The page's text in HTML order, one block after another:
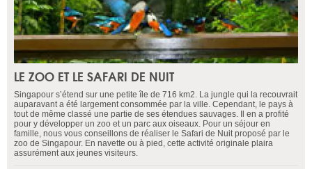
LE ZOO ET LE SAFARI DE NUIT
Singapour s’étend sur une petite île de 716 km2. La jungle qui la recouvrait
auparavant a été largement consommée par la ville. Cependant, le pays à
tout de même classé une partie de ses étendues sauvages. Il en a profité
pour y développer un zoo et un parc aux oiseaux. Pour un séjour en
famille, nous vous conseillons de réaliser le Safari de Nuit proposé par le
zoo de Singapour. En navette ou à pied, cette activité originale plaira
assurément aux jeunes visiteurs.